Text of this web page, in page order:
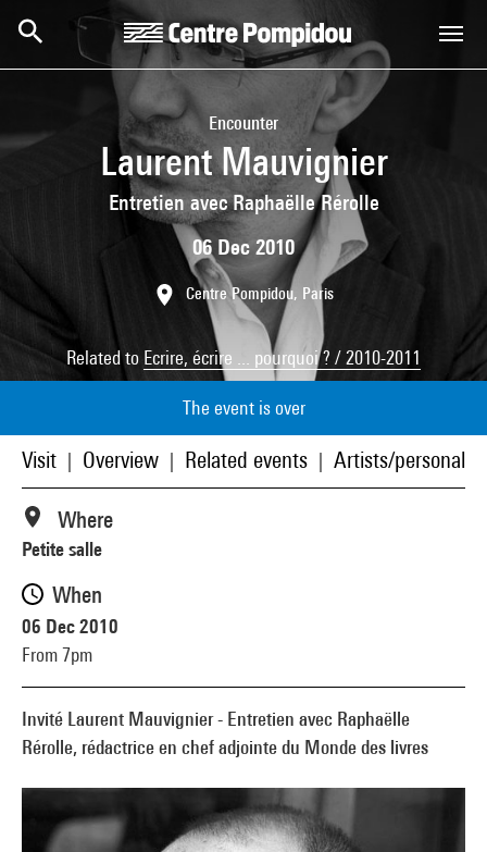
Skip to main content
Centre Pompidou
Encounter
Laurent Mauvignier
Entretien avec Raphaëlle Rérolle
06 Dec 2010
Centre Pompidou, Paris
Related to Ecrire, écrire ... pourquoi ? / 2010-2011
The event is over
Visit Overview Related events Artists/
Invité Laurent Mauvignier - Entretien avec Raphaëlle
Rérolle, rédactrice en chef adjointe du Monde des livres
Where
Petite salle
When
06 Dec 2010
From 7pm